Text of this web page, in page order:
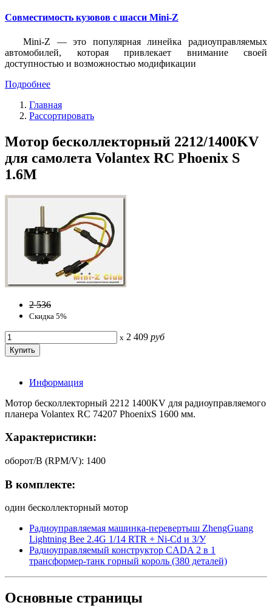
Совместимость кузовов с шасси Mini-Z
Mini-Z — это популярная линейка радиоуправляемых
автомобилей, которая привлекает внимание своей
доступностью и возможностью модификации
Подробнее
Главная
Рассортировать
Мотор бесколлекторный 2212/1400KV
для самолета Volantex RC Phoenix S
1.6M
2 536
Скидка 5%
x 2 409 руб
Информация
Мотор бесколлекторный 2212 1400KV для радиоуправляемого
планера Volantex RC 74207 PhoenixS 1600 мм.
Характеристики:
оборот/В (RPM/V): 1400
В комплекте:
один бесколлекторный мотор
Радиоуправляемая машинка-перевертыш ZhengGuang
Lightning Bee 2.4G 1/14 RTR + Ni-Cd и З/У
Радиоуправляемый конструктор CADA 2 в 1
трансформер-танк горный король (380 деталей)
Основные страницы